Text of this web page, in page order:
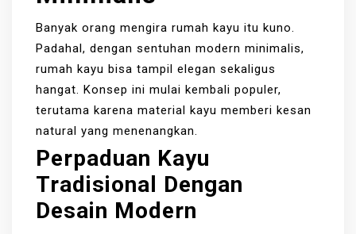
Banyak orang mengira rumah kayu itu kuno.
Padahal, dengan sentuhan modern minimalis,
rumah kayu bisa tampil elegan sekaligus
hangat. Konsep ini mulai kembali populer,
terutama karena material kayu memberi kesan
natural yang menenangkan.
Perpaduan Kayu
Tradisional Dengan
Desain Modern